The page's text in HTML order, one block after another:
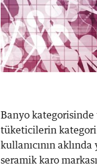
Banyo
tüketicilerin kategori
kullanıcının
seramik karo